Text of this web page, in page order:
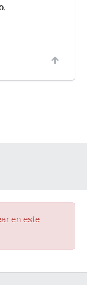
en este